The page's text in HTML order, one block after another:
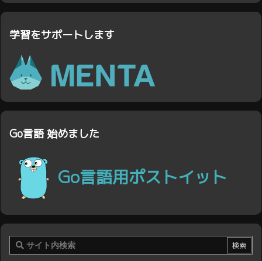
学習をサポートします
Go言語 始めました
Go言語用ポストイット